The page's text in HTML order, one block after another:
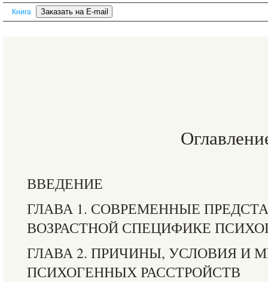
Книга
ВВЕДЕНИЕ
ГЛАВА 1. СОВРЕМЕННЫЕ
ВОЗРАСТНОЙ СПЕЦИФИКЕ
ГЛАВА 2. ПРИЧИНЫ, УСЛОВИЯ И
ПСИХОГЕННЫХ РАССТРОЙСТВ